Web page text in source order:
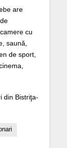
are
cu
saună,
de sport,
din Bistriţa-